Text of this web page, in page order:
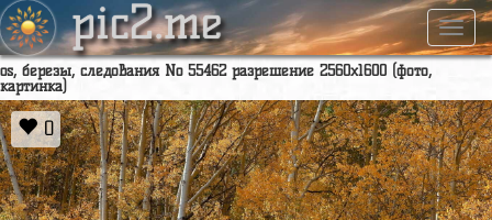
pic2.me
os, березы, следования No 55462 разрешение 2560x1600 (фото,
картинка)
0